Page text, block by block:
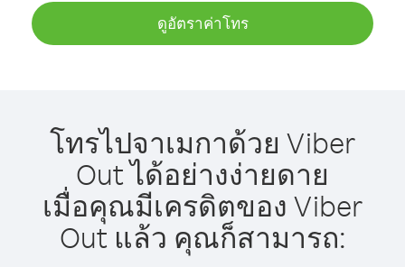
ดูอัตราค่าโทร
โทรไปจาเมกาด้วย Viber
Out ได้อย่างง่ายดาย
เมื่อคุณมีเครดิตของ Viber
Out แล้ว คุณก็สามารถ: